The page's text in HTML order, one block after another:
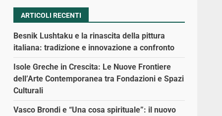
ARTICOLI RECENTI
Besnik Lushtaku e la rinascita della pittura
italiana: tradizione e innovazione a confronto
Isole Greche in Crescita: Le Nuove Frontiere
dell’Arte Contemporanea tra Fondazioni e Spazi
Culturali
Vasco Brondi e “Una cosa spirituale”: il nuovo